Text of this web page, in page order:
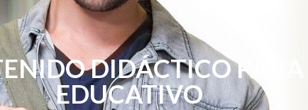
DIDÁCTICO
EDUCATIVO